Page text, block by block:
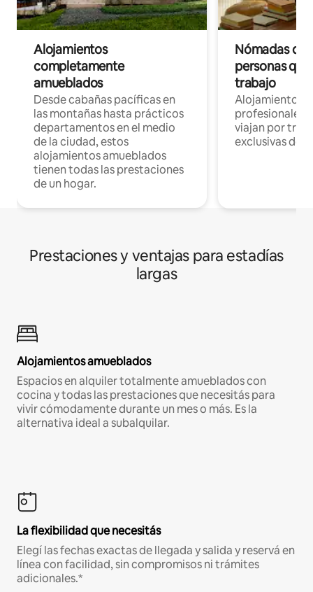
Alojamientos
completamente
amueblados
Desde cabañas pacíficas en
las montañas hasta prácticos
departamentos en el medio
de la ciudad, estos
alojamientos amueblados
tienen todas las prestaciones
de un hogar.
Nómadas
personas
trabajo
Alojamientos
profesionales
viajan por
exclusivas de
Prestaciones y ventajas para estadías
largas
Alojamientos amueblados
Espacios en alquiler totalmente amueblados con
cocina y todas las prestaciones que necesitás para
vivir cómodamente durante un mes o más. Es la
alternativa ideal a subalquilar.
La flexibilidad que necesitás
Elegí las fechas exactas de llegada y salida y reservá en
línea con facilidad, sin compromisos ni trámites
adicionales.*